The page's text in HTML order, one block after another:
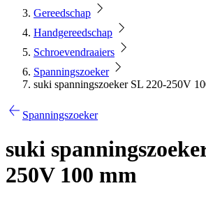
Gereedschap
Handgereedschap
Schroevendraaiers
Spanningszoeker
suki spanningszoeker SL 220-250V
Spanningszoeker
suki
250V 100 mm